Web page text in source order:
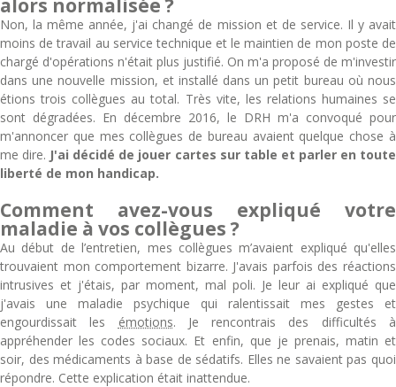
alors normalisée ?
Non, la même année, j'ai changé de mission et de service. Il y avait
moins de travail au service technique et le maintien de mon poste de
chargé d'opérations n'était plus justifié. On m'a proposé de m'investir
dans une nouvelle mission, et installé dans un petit bureau où nous
étions trois collègues au total. Très vite, les relations humaines se
sont dégradées. En décembre 2016, le DRH m'a convoqué pour
m'annoncer que mes collègues de bureau avaient quelque chose à
me dire. J'ai décidé de jouer cartes sur table et parler en toute
liberté de mon handicap.
Comment avez-vous expliqué votre
maladie à vos collègues ?
Au début de l’entretien, mes collègues m’avaient expliqué qu'elles
trouvaient mon comportement bizarre. J'avais parfois des réactions
intrusives et j'étais, par moment, mal poli. Je leur ai expliqué que
j'avais une maladie psychique qui ralentissait mes gestes et
engourdissait les émotions. Je rencontrais des difficultés à
appréhender les codes sociaux. Et enfin, que je prenais, matin et
soir, des médicaments à base de sédatifs. Elles ne savaient pas quoi
répondre. Cette explication était inattendue.